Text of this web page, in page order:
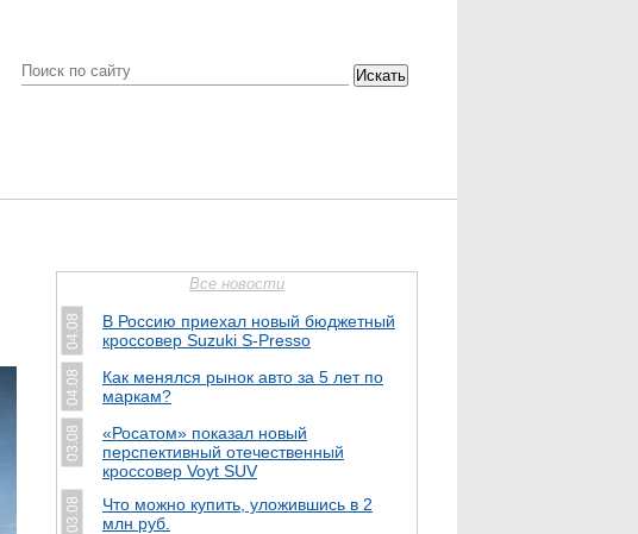
Искать
Все новости
04.08
В Россию приехал новый бюджетный
кроссовер Suzuki S-Presso
04.08
Как менялся рынок авто за 5 лет по
маркам?
03.08
«Росатом» показал новый
перспективный отечественный
кроссовер Voyt SUV
03.08
Что можно купить, уложившись в 2
млн руб.